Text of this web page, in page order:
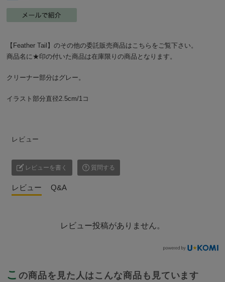
【Feather Tail】のその他の委託販売商品はこちらをご覧下さい。
商品名に★印の付いた商品は在庫限りの商品となります。
クリーナー部分はグレー。
イラスト部分直径2.5cm/1コ
レビュー
レビューを書く 質問する
レビュー Q&A
レビュー投稿がありません。
こ の商品を見た人はこんな商品も見ています